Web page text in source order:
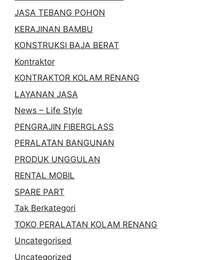
JASA TEBANG POHON
KERAJINAN BAMBU
KONSTRUKSI BAJA BERAT
Kontraktor
KONTRAKTOR KOLAM RENANG
LAYANAN JASA
News – Life Style
PENGRAJIN FIBERGLASS
PERALATAN BANGUNAN
PRODUK UNGGULAN
RENTAL MOBIL
SPARE PART
Tak Berkategori
TOKO PERALATAN KOLAM RENANG
Uncategorised
Uncategorized